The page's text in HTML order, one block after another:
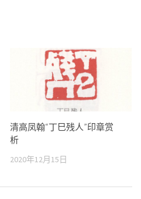
清高凤翰“丁巳残人”印章赏
析
2020年12月15日